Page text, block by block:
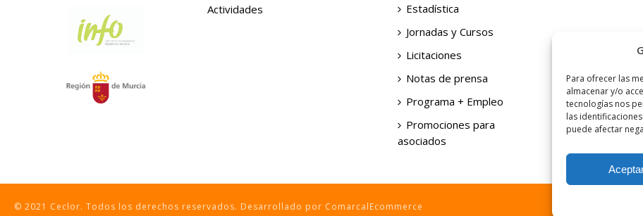
Para ofrecer las
almacenar y/o
tecnologías nos
las
puede afectar
Actividades
Estadística
Jornadas y Cursos
Licitaciones
Notas de prensa
Programa + Empleo
Promociones para
asociados
© 2021 Ceclor. Todos los derechos reservados. Desarrollado por ComarcalEcommerce